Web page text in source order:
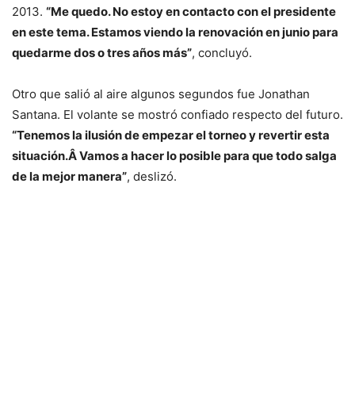
2013. “Me quedo. No estoy en contacto con el presidente
en este tema. Estamos viendo la renovación en junio para
quedarme dos o tres años más”, concluyó.
Otro que salió al aire algunos segundos fue Jonathan
Santana. El volante se mostró confiado respecto del futuro.
“Tenemos la ilusión de empezar el torneo y revertir esta
situación.Â Vamos a hacer lo posible para que todo salga
de la mejor manera”, deslizó.